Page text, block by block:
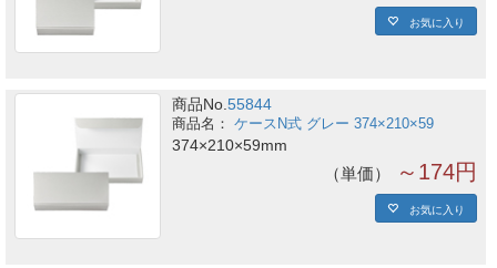
お気に入り
商品No.55844
ケースN式 グレー 374×210×59
374×210×59mm
単価 ～174円
お気に入り